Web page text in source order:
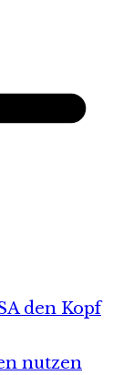
den Kopf
nutzen